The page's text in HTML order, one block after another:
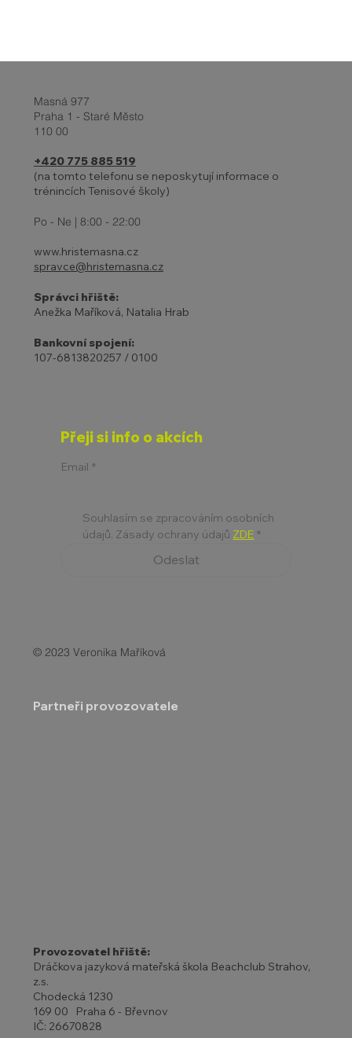
Provozovatel hřiště:
Dráčkova jazyková mateřská škola Beachclub Strahov,
z.s.
Chodecká 1230
169 00 Praha 6 - Břevnov
IČ: 26670828
Masná 977
Praha 1 - Staré Město
110 00
+420 775 885 519
(na tomto telefonu se neposkytují informace o
trénincích Tenisové školy)
Po - Ne | 8:00 - 22:00
www.hristemasna.cz
spravce@hristemasna.cz
Správci hřiště:
Anežka Maříková, Natalia Hrab
Bankovní spojení:
107-6813820257 / 0100
Přeji si info o akcích
Email *
Souhlasím se zpracováním osobních
údajů. Zásady ochrany údajů ZDE *
Odeslat
© 2023 Veronika Maříková
Partneři provozovatele